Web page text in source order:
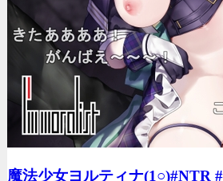
魔法少女ヨルティナ(1○)#NTR